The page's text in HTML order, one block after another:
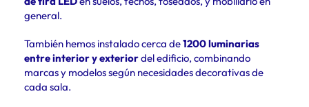
general.
También hemos instalado cerca de1200 luminarias
entre interior y exteriordel edificio, combinando
marcas y modelos según necesidades decorativas de
cada sala.